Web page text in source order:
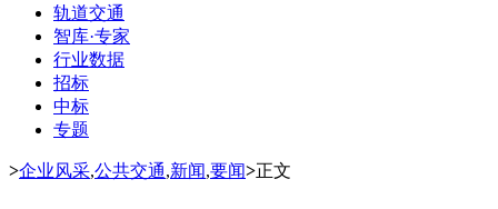
轨道交通
智库·专家
行业数据
招标
中标
专题
>企业风采,公共交通,新闻,要闻>正文